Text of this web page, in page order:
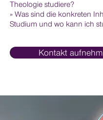
Theologie studiere?
» Was sind die konkreten
Studium und wo kann ich
Kontakt